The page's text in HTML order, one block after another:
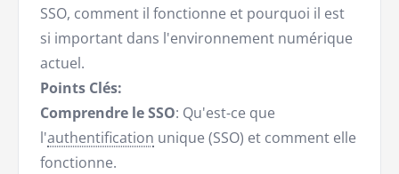
SSO, comment il fonctionne et pourquoi il est
si important dans l'environnement numérique
actuel.
Points Clés:
Comprendre le SSO: Qu'est-ce que
l'authentification unique (SSO) et comment elle
fonctionne.